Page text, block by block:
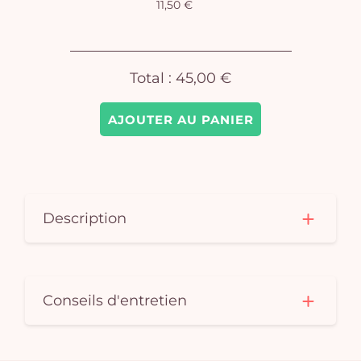
AJOUTER AU PANIER
11,50 €
Total : 45,00 €
Description
Conseils d'entretien